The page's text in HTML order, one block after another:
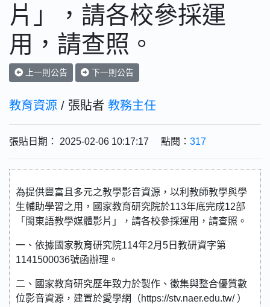
片」，請各校參採運
用，請查照。
上一則公告 下一則公告
教育資源 / 張貼者 教務主任
張貼日期： 2025-02-06 10:17:17 點閱： 317
為提供豐富且多元之教學影音資源，以利教師教學與學
生輔助學習之用，國家教育研究院於113年底完成12部
「閩東語教學媒體影片」，請各校參採運用，請查照。
一、依據國家教育研究院114年2月5日教研資字第
1141500036號函辦理。
二、國家教育研究歷年致力於製作、徵集與整合優質數
位影音資源，建置於愛學網（https://stv.naer.edu.tw/ ）